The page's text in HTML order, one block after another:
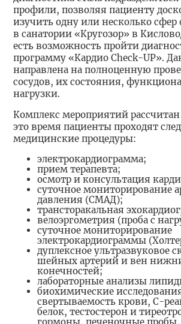
профили, позволяя пациенту
изучить одну или несколько сфер
в санатории «Кругозор» в
есть возможность пройти
программу «Кардио Check-UP».
направлена на полноценную
сосудов, их состояния,
нагрузки.
Комплекс мероприятий рассчитан
это время пациенты проходят
медицинские процедуры:
электрокардиограмма;
прием терапевта;
осмотр и консультация
суточное мониторирование
давления (СМАД);
трансторакальная
велоэргометрия (проба с
суточное мониторирование
электрокардиограммы
дуплексное ультразвуковое
шейных артерий и вен
конечностей;
лабораторные анализы
биохимические
свертываемость крови, С-
белок, тестостерон и